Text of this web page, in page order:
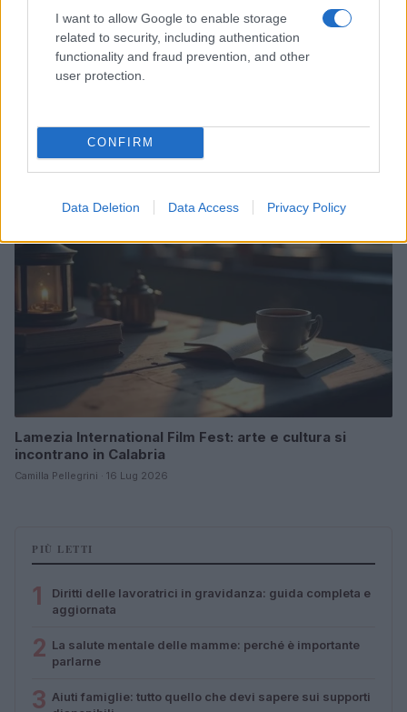
I want to allow Google to enable storage
related to security, including authentication
functionality and fraud prevention, and other
user protection.
CONFIRM
Data Deletion Data Access Privacy Policy
Matteo Pellegrino · 25 Lug 2026
Lamezia International Film Fest: arte e cultura si
incontrano in Calabria
Camilla Pellegrini · 16 Lug 2026
PIÙ LETTI
1
Diritti delle lavoratrici in gravidanza: guida completa e
aggiornata
2 La salute mentale delle mamme: perché è importante
parlarne
3 Aiuti famiglie: tutto quello che devi sapere sui supporti